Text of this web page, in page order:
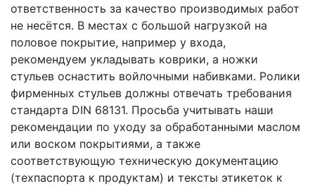
ответственность за качество производимых работ
не несётся. В местах с большой нагрузкой на
половое покрытие, например у входа,
рекомендуем укладывать коврики, а ножки
стульев оснастить войлочными набивками. Ролики
фирменных стульев должны отвечать требования
стандарта DIN 68131. Просьба учитывать наши
рекомендации по уходу за обработанными маслом
или воском покрытиями, а также
соответствующую техническую документацию
(техпаспорта к продуктам) и тексты этикеток к